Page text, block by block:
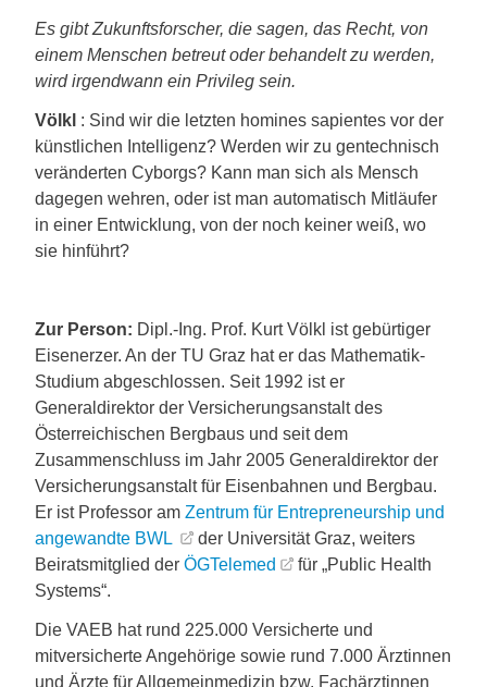
Es gibt Zukunftsforscher, die sagen, das Recht, von
einem Menschen betreut oder behandelt zu werden,
wird irgendwann ein Privileg sein.
Völkl : Sind wir die letzten homines sapientes vor der
künstlichen Intelligenz? Werden wir zu gentechnisch
veränderten Cyborgs? Kann man sich als Mensch
dagegen wehren, oder ist man automatisch Mitläufer
in einer Entwicklung, von der noch keiner weiß, wo
sie hinführt?
Zur Person: Dipl.-Ing. Prof. Kurt Völkl ist gebürtiger
Eisenerzer. An der TU Graz hat er das Mathematik-
Studium abgeschlossen. Seit 1992 ist er
Generaldirektor der Versicherungsanstalt des
Österreichischen Bergbaus und seit dem
Zusammenschluss im Jahr 2005 Generaldirektor der
Versicherungsanstalt für Eisenbahnen und Bergbau.
Er ist Professor am Zentrum für Entrepreneurship und
angewandte BWL
der Universität Graz, weiters
Beiratsmitglied der ÖGTelemed
für „Public Health
Systems“.
Die VAEB hat rund 225.000 Versicherte und
mitversicherte Angehörige sowie rund 7.000 Ärztinnen
und Ärzte für Allgemeinmedizin bzw. Fachärztinnen